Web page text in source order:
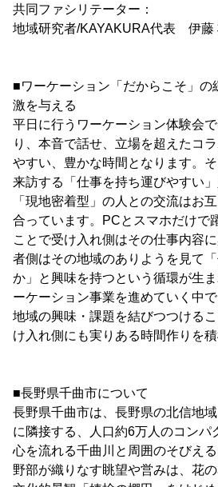
共同ファシリテーター：
地域研究者/KAYAKURA代表 伊藤
■ワーケーション「だからこそ」の
激を与える
平日に行うワーケーション体験会
り、本音で話せ、立場を超えたコ
やすい、豊かな時間となります。
来訪する「仕事を持ち運びやすい
「現地密着型」の人との交流はお
合っています。PCとスマホだけで
ことで受け入れ側はその仕事内容
者側はその地域のありようを見て
か」と興味を持つという循環が生
ーケーション事業を進めていく中
地域の興味・課題を結びつつける
け入れ側にも実りある時間作りを積
■長野県千曲市について
長野県千曲市は、長野県の北信地
に隣接する、人口約6万人のコンパ
心を流れる千曲川と周囲のそびえ
野部が織りなす眺望や営みは、花